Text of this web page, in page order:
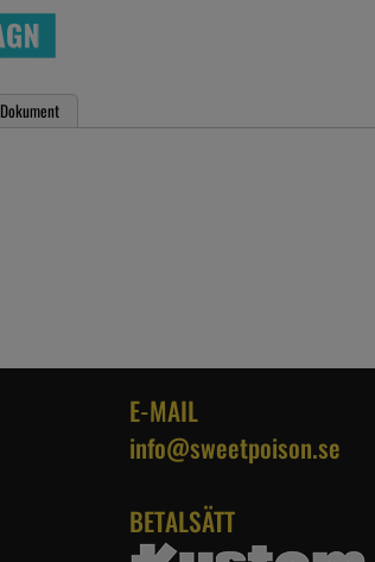
Dokument
E-MAIL
info@sweetpoison.se
BETALSÄTT